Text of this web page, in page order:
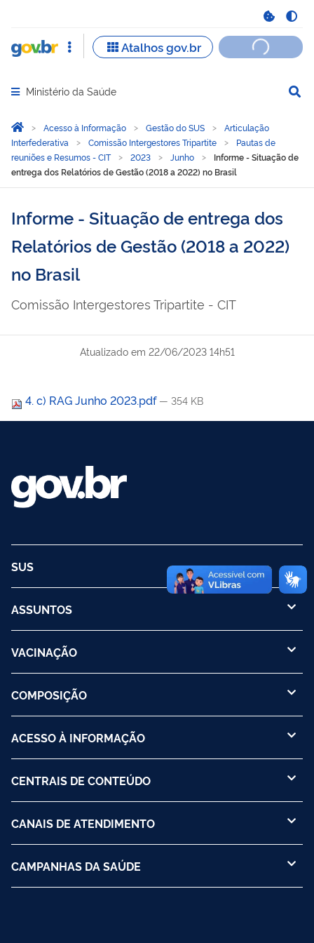
Abrir menu principal de navegação
Ministério da Saúde
Você está aqui:
Página Inicial
Acesso à Informação Gestão do SUS
Articulação
Interfederativa
Comissão Intergestores Tripartite
Pautas de
reuniões e Resumos - CIT
2023 Junho
Informe - Situação de
entrega dos Relatórios de Gestão (2018 a 2022) no Brasil
Informe - Situação de entrega dos
Relatórios de Gestão (2018 a 2022)
no Brasil
Comissão Intergestores Tripartite - CIT
Atualizado em 22/06/2023 14h51
4. c) RAG Junho 2023.pdf — 354 KB
SUS
ASSUNTOS
VACINAÇÃO
COMPOSIÇÃO
ACESSO À INFORMAÇÃO
CENTRAIS DE CONTEÚDO
CANAIS DE ATENDIMENTO
CAMPANHAS DA SAÚDE